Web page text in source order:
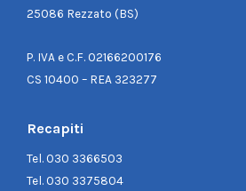
25086 Rezzato (BS)
P. IVA e C.F. 02166200176
CS 10400 – REA 323277
Recapiti
Tel.030 3366503
Tel.030 3375804